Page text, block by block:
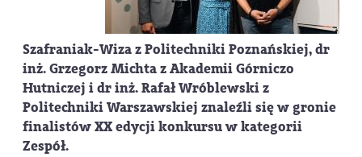
Szafraniak-Wiza z Politechniki Poznańskiej, dr
inż. Grzegorz Michta z Akademii Górniczo
Hutniczej i dr inż. Rafał Wróblewski z
Politechniki Warszawskiej znaleźli się w gronie
finalistów XX edycji konkursu w kategorii
Zespół.